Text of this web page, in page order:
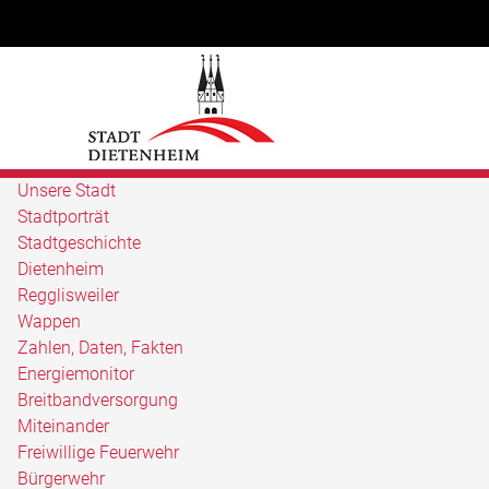
Unsere Stadt
Stadtporträt
Stadtgeschichte
Dietenheim
Regglisweiler
Wappen
Zahlen, Daten, Fakten
Energiemonitor
Breitbandversorgung
Miteinander
Freiwillige Feuerwehr
Bürgerwehr